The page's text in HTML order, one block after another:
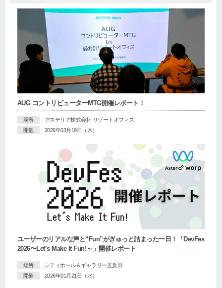
AUG コントリビューターMTG開催レポート！
場所
アステリア株式会社 リゾートオフィス
開催
2026年03月19日（木）
ユーザーのリアルな声と“Fun”がぎゅっと詰まった一日！「DevFes
2026〜Let’s Make It Fun!～」開催レポート
場所
シティホール＆ギャラリー五反田
開催
2026年01月21日（水）